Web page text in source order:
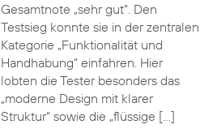
Gesamtnote „sehr gut“. Den
Testsieg konnte sie in der zentralen
Kategorie „Funktionalität und
Handhabung“ einfahren. Hier
lobten die Tester besonders das
„moderne Design mit klarer
Struktur“ sowie die „flüssige […]